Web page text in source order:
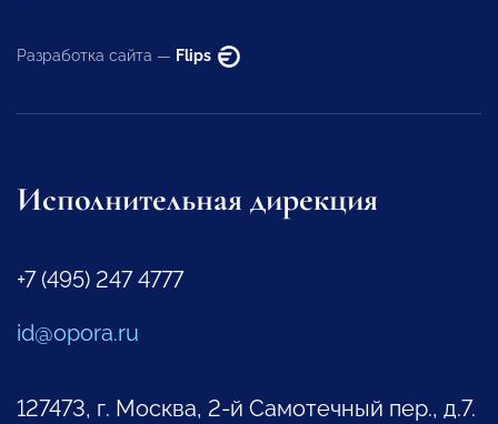
Разработка сайта — Flips
Исполнительная дирекция
+7 (495) 247 4777
id@opora.ru
127473, г. Москва, 2-й Самотечный пер., д.7.